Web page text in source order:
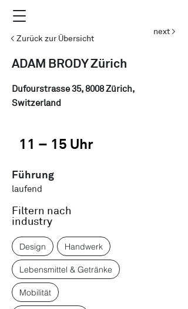
< Zurück zur Übersicht
next >
ADAM BRODY Zürich
Dufourstrasse 35, 8008 Zürich,
Switzerland
11 – 15 Uhr
Führung
laufend
Filtern nach
industry
Design Handwerk
Lebensmittel & Getränke
Mobilität